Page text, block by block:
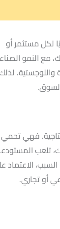
لكل مستثمر أو
مع النمو
فهي تحمي
تلعب
الاعتماد
أو تجاري.